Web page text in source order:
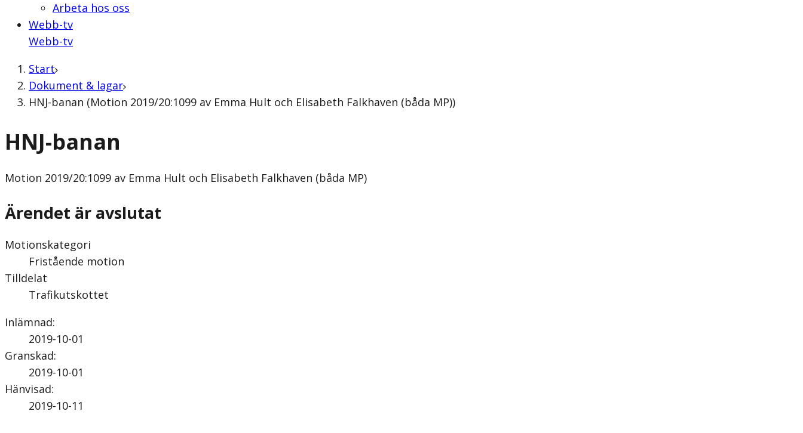
Arbeta hos oss
Webb-tv
Webb-tv
Start
Dokument & lagar
HNJ-banan (Motion 2019/20:1099 av Emma Hult och Elisabeth Falkhaven (båda MP))
HNJ-banan
Motion 2019/20:1099 av Emma Hult och Elisabeth Falkhaven (båda MP)
Ärendet är avslutat
Motionskategori
Fristående motion
Tilldelat
Trafikutskottet
Inlämnad:
2019-10-01
Granskad:
2019-10-01
Hänvisad:
2019-10-11